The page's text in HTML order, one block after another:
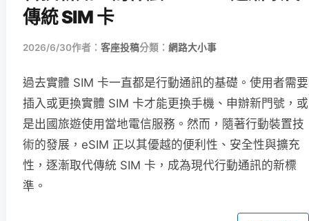
傳統 SIM 卡
2026/6/30作者： 客座投稿分類： 網路大小事
過去實體 SIM 卡一直都是行動通訊的基礎。使用者需要
插入或更換實體 SIM 卡才能更換手機、申辦新門號，或
是出國旅遊使用當地電信服務。然而，隨著行動裝置技
術的發展，eSIM 正以其優越的便利性、安全性與擴充
性，逐漸取代傳統 SIM 卡，成為現代行動通訊的新標
準。